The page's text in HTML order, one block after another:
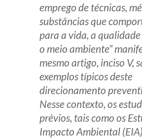
emprego de técnicas,
substâncias que
para a vida, a
o meio ambiente”
mesmo artigo, inciso V,
exemplos típicos deste
direcionamento
Nesse contexto, os
prévios, tais como os
Impacto Ambiental